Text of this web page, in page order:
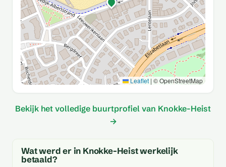
Leaflet |© OpenStreetMap
Bekijk het volledige buurtprofiel van Knokke-Heist
→
Wat werd er in Knokke-Heist werkelijk
betaald?